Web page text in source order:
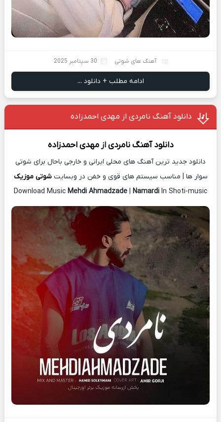
آهنگ های شوتی 30 سپتامبر 2025
ادامه مطلب + دانلود ...
دانلود آهنگ نامردی از مهدی احمدزاده
دانلود آهنگ نامردیازمهدی احمدزاده
دانلود جدید ترین آهنگ های محلی ایرانی و خارجی باحال برای شوتی
سوار ها | مناسب سیستم های قوی و خفن در وبسایتشوتی موزیک
Download Music Mehdi Ahmadzade | Namardi In Shoti-music